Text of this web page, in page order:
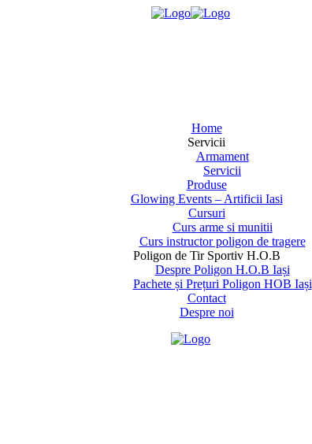
Home
Servicii
Armament
Servicii
Produse
Glowing Events – Artificii Iasi
Cursuri
Curs arme si munitii
Curs instructor poligon de tragere
Poligon de Tir Sportiv H.O.B
Despre Poligon H.O.B Iași
Pachete și Prețuri Poligon HOB Iași
Contact
Despre noi